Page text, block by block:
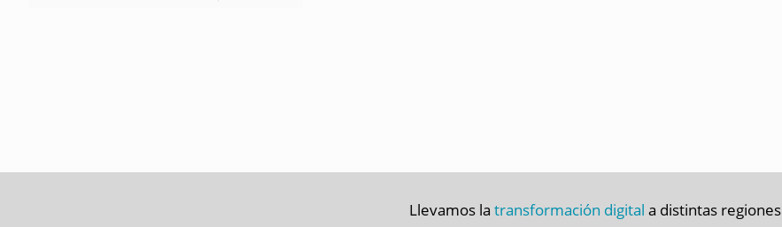
Llevamos la transformación digital a distintas regiones